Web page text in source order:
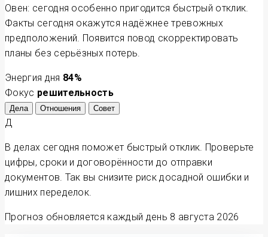
Овен: сегодня особенно пригодится быстрый отклик.
Факты сегодня окажутся надёжнее тревожных
предположений. Появится повод скорректировать
планы без серьёзных потерь.
Энергия дня 84%
Фокус решительность
Дела Отношения Совет
Д
В делах сегодня поможет быстрый отклик. Проверьте
цифры, сроки и договорённости до отправки
документов. Так вы снизите риск досадной ошибки и
лишних переделок.
Прогноз обновляется каждый день 8 августа 2026